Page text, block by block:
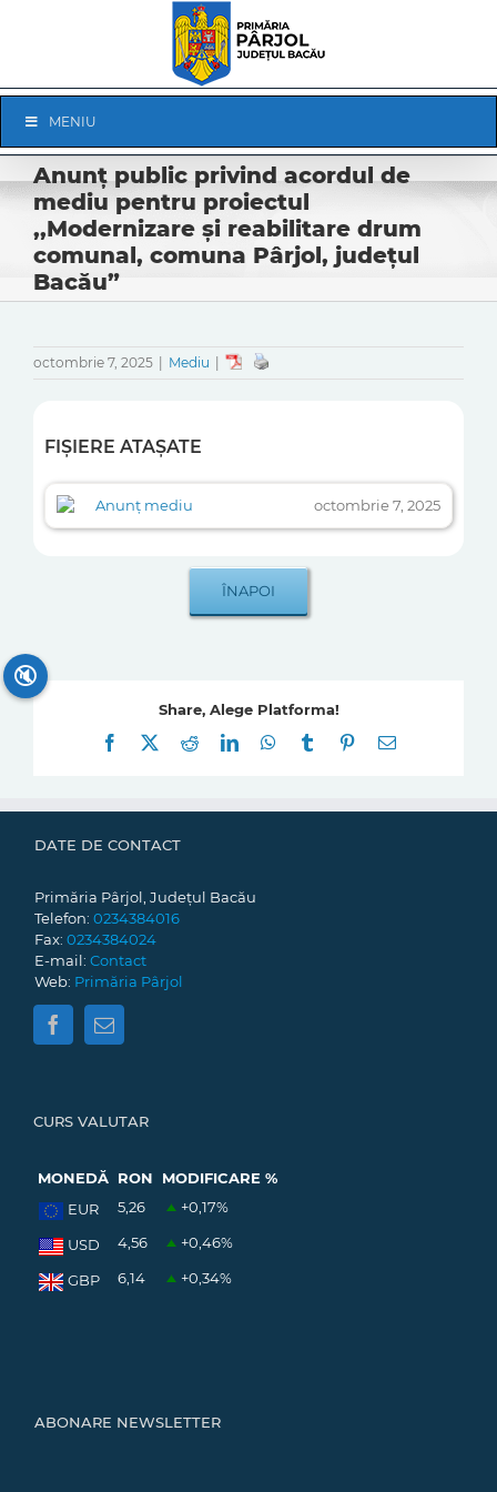
Navigation
MENIU
Anunț public privind acordul de
mediu pentru proiectul
,,Modernizare şi reabilitare drum
comunal, comuna Pârjol, județul
Bacău”
octombrie 7, 2025 Mediu
FIȘIERE ATAȘATE
Anunț mediu octombrie 7, 2025
Share, Alege Platforma!
Facebook
RedditLinkedInWhatsApp
Tumblr Pinterest
E-
DATE DE CONTACT
Primăria Pârjol, Județul Bacău
Telefon: 0234384016
Fax: 0234384024
E-mail: Contact
Web: Primăria Pârjol
CURS VALUTAR
MONEDĂ RON
MODIFICARE %
EUR
5,26 +0,17%
USD 4,56 +0,46%
GBP 6,14 +0,34%
ABONARE NEWSLETTER
🔇